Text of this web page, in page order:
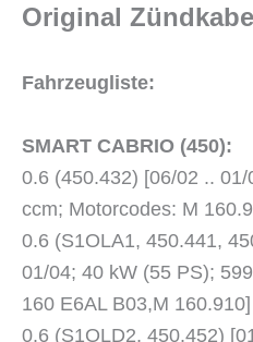
Original
Fahrzeugliste:
SMART CABRIO (450):
0.6 (450.432) [06/02 ..
ccm; Motorcodes: M
0.6 (S1OLA1, 450.441,
01/04; 40 kW (55 PS);
160 E6AL B03,M 160.910]
0.6 (S1OLD2, 450.452)